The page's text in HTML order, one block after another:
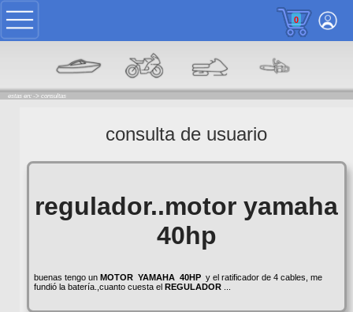
0
estas en: -> consultas
consulta de usuario
regulador..motor yamaha
40hp
buenas tengo un MOTOR YAMAHA 40HPy el ratificador de 4 cables, me
fundió la batería.,cuanto cuesta el REGULADOR...